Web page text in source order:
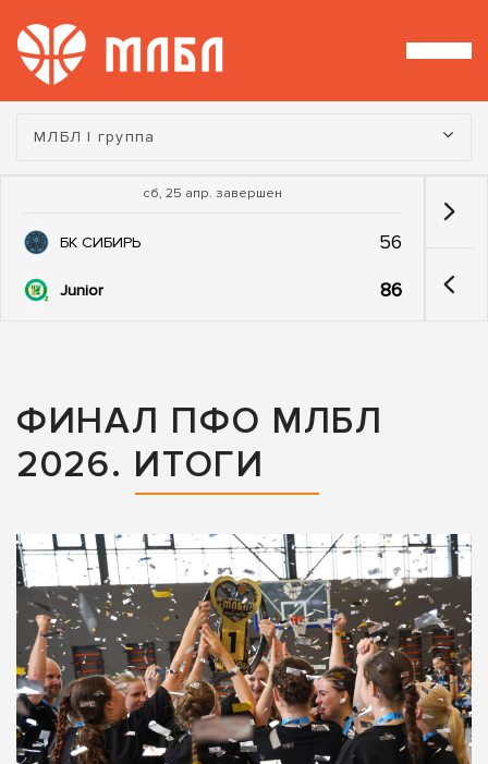
Турнир:
МЛБЛ I группа
сб, 25 апр. завершен
БК СИБИРЬ 56
Junior 86
ФИНАЛ ПФО МЛБЛ
2026. ИТОГИ